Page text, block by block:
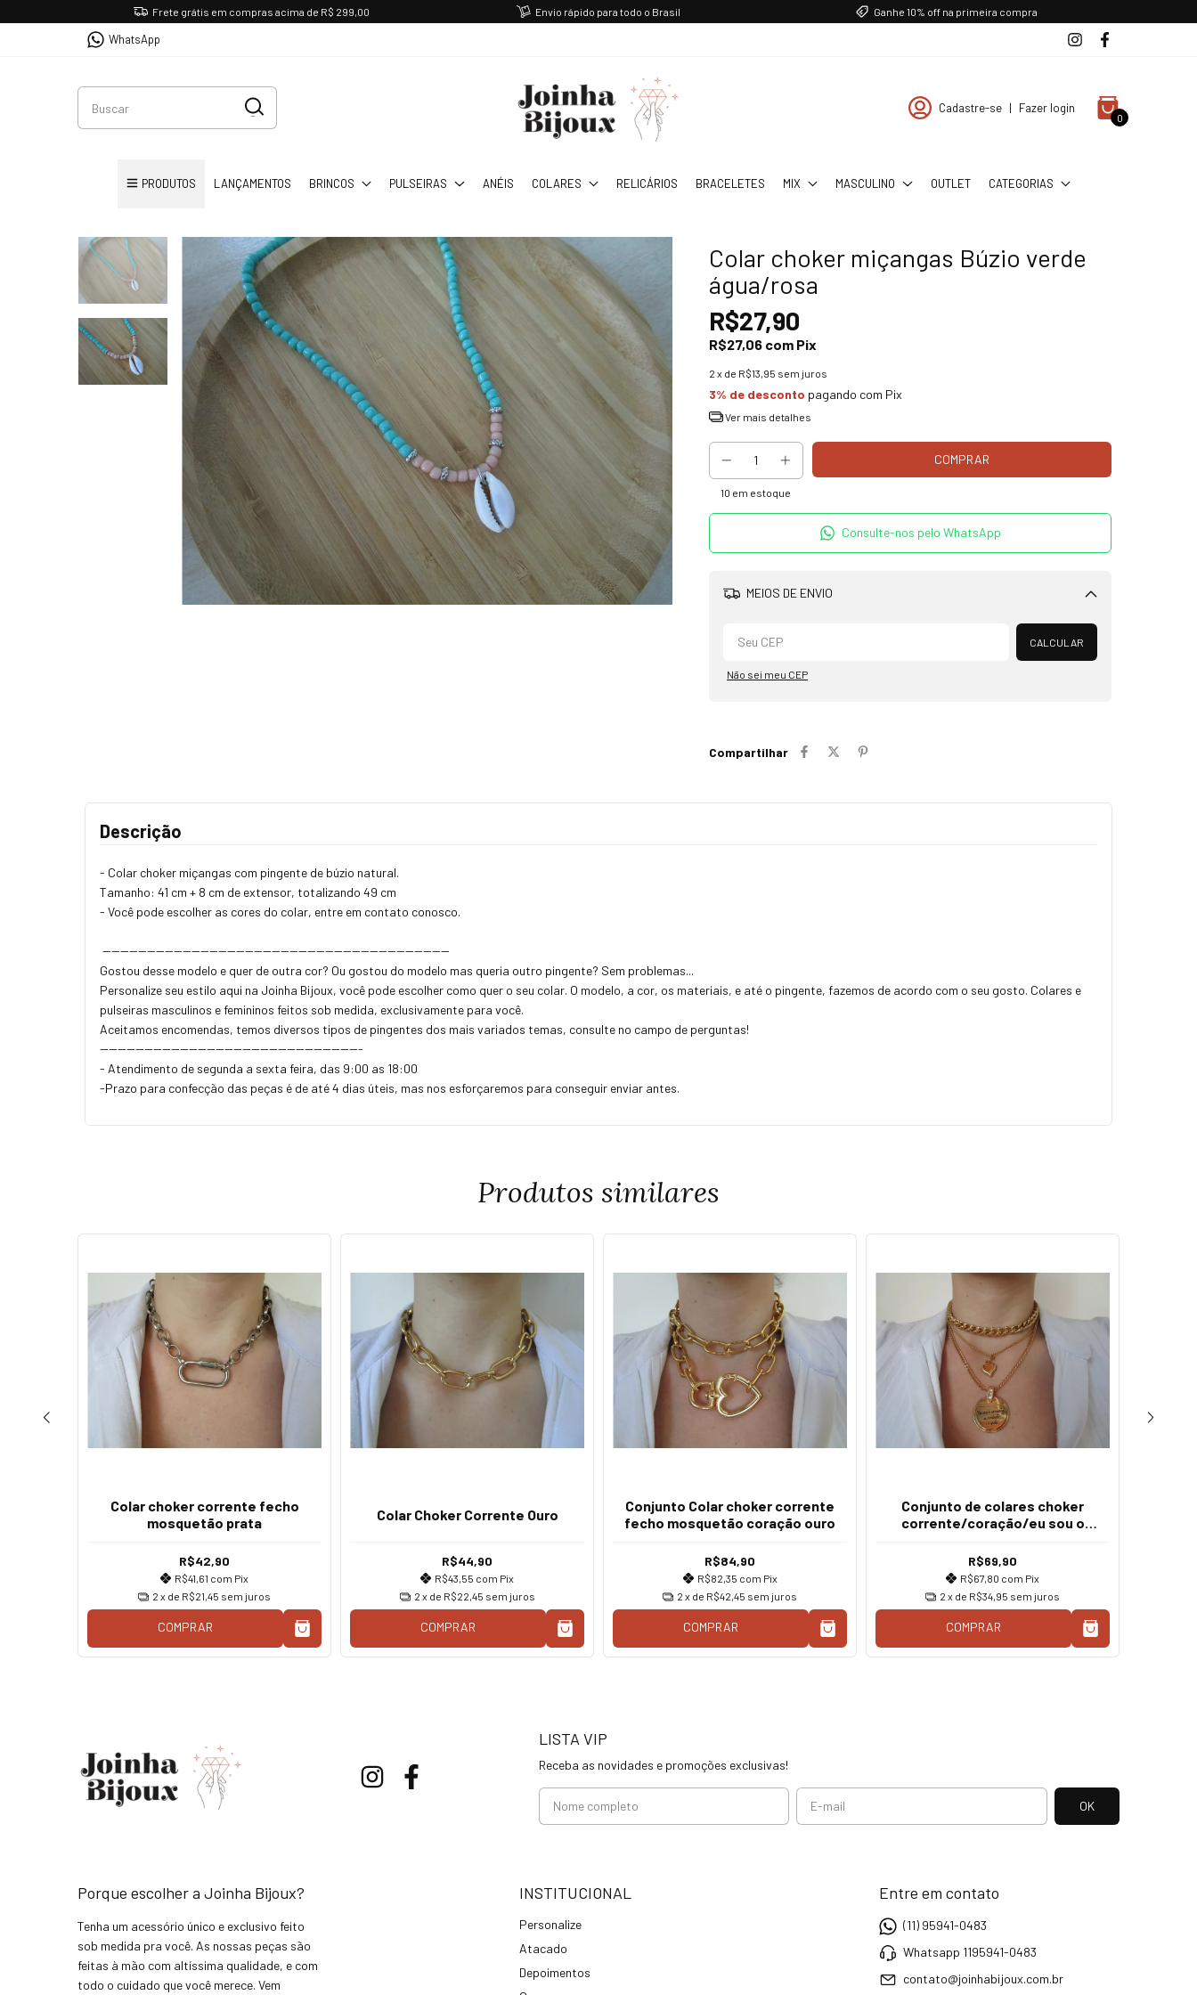
Frete grátis em compras acima de R$ 299,00 Envio rápido para todo o Brasil Ganhe 10% off na primeira compra
WhatsApp
Cadastre-se | Fazer login
0
PRODUTOS LANÇAMENTOS BRINCOS PULSEIRAS ANÉIS COLARES RELICÁRIOS BRACELETES MIX MASCULINO OUTLET CATEGORIAS
Colar choker miçangas Búzio verde
água/rosa
R$27,90
R$27,06 com Pix
2 x de R$13,95 sem juros
3% de desconto pagando com Pix
Ver mais detalhes
10 em estoque
Consulte-nos pelo WhatsApp
MEIOS DE ENVIO
Alterar CEP
CALCULAR
Não sei meu CEP
Compartilhar
Descrição
- Colar choker miçangas com pingente de búzio natural.
Tamanho: 41 cm + 8 cm de extensor, totalizando 49 cm
- Você pode escolher as cores do colar, entre em contato conosco.
------------------------------------------------------------------------------
Gostou desse modelo e quer de outra cor? Ou gostou do modelo mas queria outro pingente? Sem problemas...
Personalize seu estilo aqui na Joinha Bijoux, você pode escolher como quer o seu colar. O modelo, a cor, os materiais, e até o pingente, fazemos de acordo com o seu gosto. Colares e
pulseiras masculinos e femininos feitos sob medida, exclusivamente para você.
Aceitamos encomendas, temos diversos tipos de pingentes dos mais variados temas, consulte no campo de perguntas!
-----------------------------------------------------------
- Atendimento de segunda a sexta feira, das 9:00 as 18:00
-Prazo para confecção das peças é de até 4 dias úteis, mas nos esforçaremos para conseguir enviar antes.
Produtos similares
Colar choker corrente fecho
mosquetão prata
R$42,90
R$41,61 com Pix
2 x de R$21,45 sem juros
COMPRAR
Colar Choker Corrente Ouro
R$44,90
R$43,55 com Pix
2 x de R$22,45 sem juros
COMPRAR
Conjunto Colar choker corrente
fecho mosquetão coração ouro
R$84,90
R$82,35 com Pix
2 x de R$42,45 sem juros
COMPRAR
Conjunto de colares choker
corrente/coração/eu sou o
R$69,90
R$67,80 com Pix
2 x de R$34,95 sem juros
COMPRAR
LISTA VIP
Receba as novidades e promoções exclusivas!
Porque escolher a Joinha Bijoux?
Tenha um acessório único e exclusivo feito
sob medida pra você. As nossas peças são
feitas à mão com altíssima qualidade, e com
todo o cuidado que você merece. Vem
INSTITUCIONAL
Personalize
Atacado
Depoimentos
Entre em contato
(11) 95941-0483
Whatsapp 1195941-0483
contato@joinhabijoux.com.br